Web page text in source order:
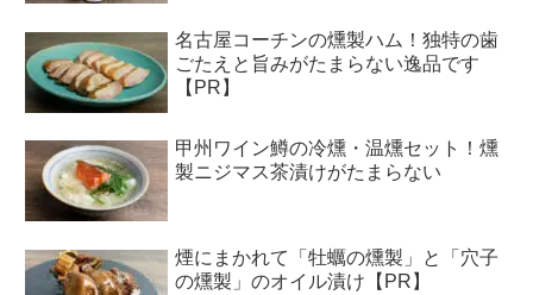
名古屋コーチンの燻製ハム！独特の歯
ごたえと旨みがたまらない逸品です
【PR】
甲州ワイン鱒の冷燻・温燻セット！燻
製ニジマス茶漬けがたまらない
煙にまかれて「牡蠣の燻製」と「穴子
の燻製」のオイル漬け【PR】